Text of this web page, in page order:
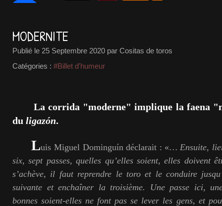
MODERNITE
Publié le 25 Septembre 2020 par Cositas de toros
Catégories : #Billet d'humeur
La corrida "moderne" implique la faena
du ligazón.
Luis Miguel Dominguín déclarait : «… Ensuite,
six, sept passes, quelles qu’elles soient, elles doivent
s’achève, il faut reprendre le toro et le conduire
suivante et enchaîner la troisième. Une passe ici,
bonnes soient-elles ne font pas se lever les gens, et